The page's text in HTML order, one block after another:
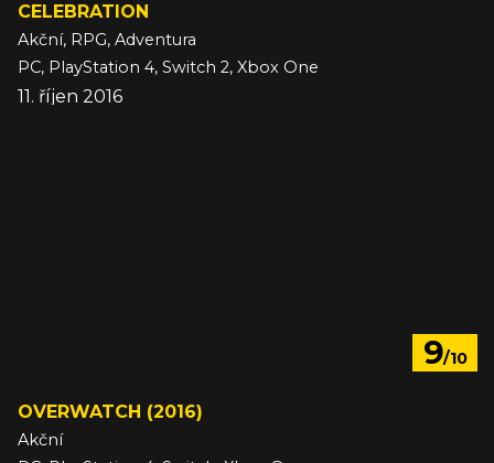
CELEBRATION
Akční, RPG, Adventura
PC, PlayStation 4, Switch 2, Xbox One
11. říjen 2016
9/10
OVERWATCH (2016)
Akční